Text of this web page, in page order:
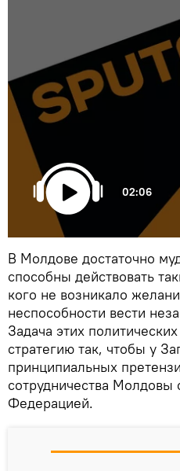
02:06
В Молдове достаточно
способны действовать
кого не возникало
неспособности вести
Задача этих
стратегию так, чтобы у
принципиальных
сотрудничества Молдовы
Федерацией.